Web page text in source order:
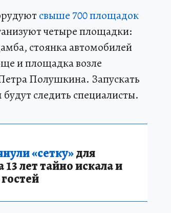
свыше 700 площадок
четыре площадки:
стоянка автомобилей
и площадка возле
Полушкина. Запускать
следить специалисты.
«сетку»для
лет тайно искала и